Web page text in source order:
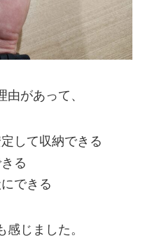
があって、
して収納できる
る
できる
じました。